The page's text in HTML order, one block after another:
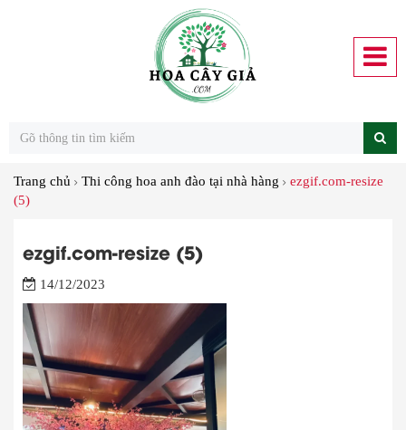
Trang chủ Thi công hoa anh đào tại nhà hàng
ezgif.com-resize
(5)
ezgif.com-resize (5)
14/12/2023